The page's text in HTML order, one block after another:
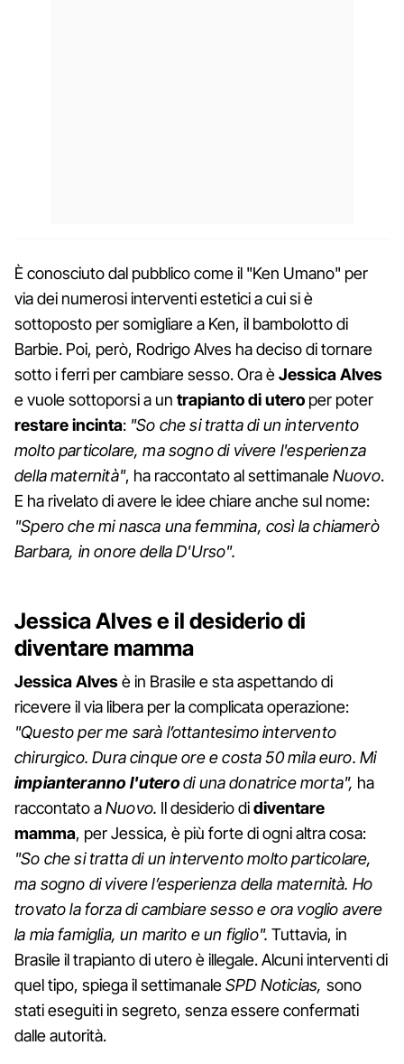
È conosciuto dal pubblico come il "Ken Umano" per
via dei numerosi interventi estetici a cui si è
sottoposto per somigliare a Ken, il bambolotto di
Barbie. Poi, però, Rodrigo Alves ha deciso di tornare
sotto i ferri per cambiare sesso. Ora èJessica Alves
e vuole sottoporsi a un trapianto di utero per poter
restare incinta: "So che si tratta di un intervento
molto particolare, ma sogno di vivere l'esperienza
della maternità", ha raccontato al settimanaleNuovo.
E ha rivelato di avere le idee chiare anche sul nome:
"Spero che mi nasca una femmina, così la chiamerò
Barbara, in onore della D'Urso".
Jessica Alves e il desiderio di
diventare mamma
Jessica Alvesè in Brasile e sta aspettando di
ricevere il via libera per la complicata operazione:
"Questo per me sarà l’ottantesimo intervento
chirurgico. Dura cinque ore e costa 50 mila euro. Mi
impianteranno l'uterodi una donatrice morta", ha
raccontato aNuovo. Il desiderio didiventare
mamma, per Jessica, è più forte di ogni altra cosa:
"So che si tratta di un intervento molto particolare,
ma sogno di vivere l’esperienza della maternità. Ho
trovato la forza di cambiare sesso e ora voglio avere
la mia famiglia, un marito e un figlio".Tuttavia, in
Brasile il trapianto di utero è illegale. Alcuni interventi di
quel tipo, spiega il settimanaleSPD Noticias, sono
stati eseguiti in segreto, senza essere confermati
dalle autorità.